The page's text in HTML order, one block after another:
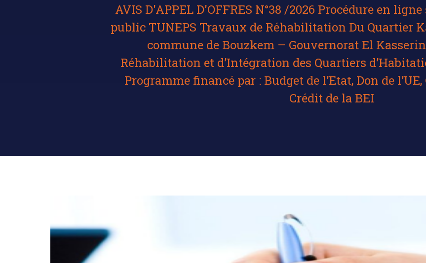
AVIS D'APPEL D'OFFRES N°38 /2026 Procédure en
public TUNEPS Travaux de Réhabilitation Du Quartier
commune de Bouzkem – Gouvernorat El
Réhabilitation et d’Intégration des Quartiers
Programme financé par : Budget de l’Etat, Don de
Crédit de la BEI